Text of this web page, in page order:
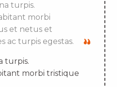
turpis.
morbi
et netus et
ac turpis egestas.
turpis.
morbi tristique